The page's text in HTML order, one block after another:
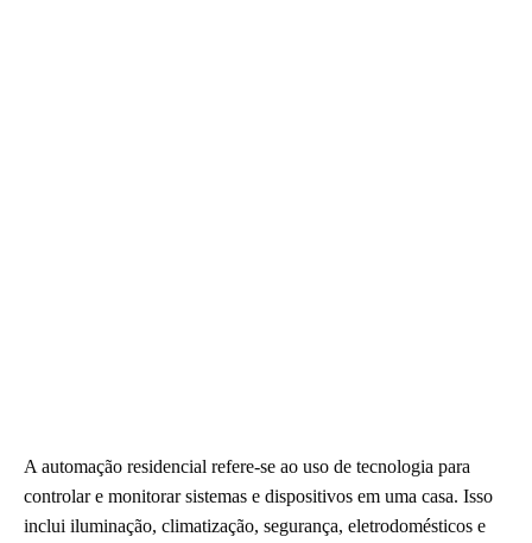
A automação residencial refere-se ao uso de tecnologia para
controlar e monitorar sistemas e dispositivos em uma casa. Isso
inclui iluminação, climatização, segurança, eletrodomésticos e